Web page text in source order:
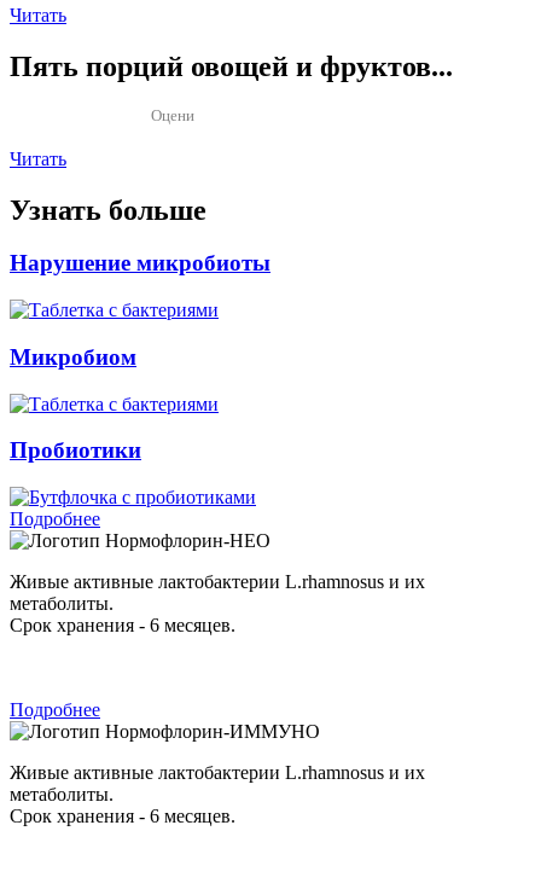
Читать
Пять порций овощей и фруктов...
Оцени
Читать
Узнать больше
Нарушение микробиоты
Микробиом
Пробиотики
Подробнее
Нормофлорин-НЕО
Живые активные лактобактерии L.rhamnosus и их
метаболиты.
Срок хранения - 6 месяцев.
Подробнее
Нормофлорин-ИММУНО
Живые активные лактобактерии L.rhamnosus и их
метаболиты.
Срок хранения - 6 месяцев.